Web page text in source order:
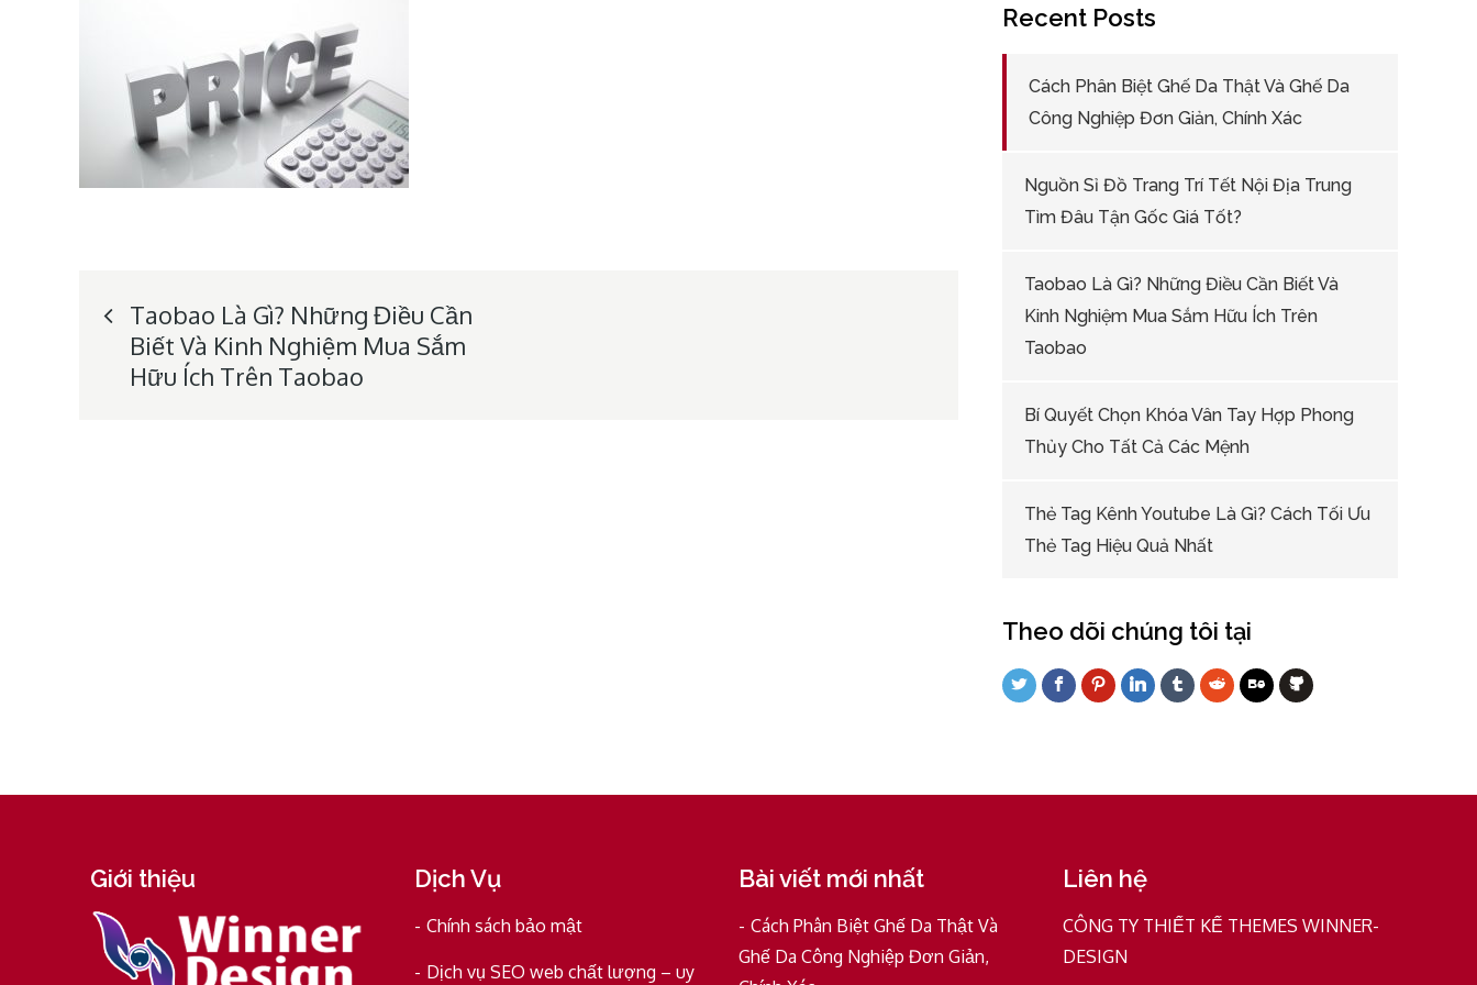
Post
navigation
Taobao Là Gì? Những Điều Cần
Biết Và Kinh Nghiệm Mua Sắm
Hữu Ích Trên Taobao
Recent Posts
Cách Phân Biệt Ghế Da Thật Và Ghế Da
Công Nghiệp Đơn Giản, Chính Xác
Nguồn Sỉ Đồ Trang Trí Tết Nội Địa Trung
Tìm Đâu Tận Gốc Giá Tốt?
Taobao Là Gì? Những Điều Cần Biết Và
Kinh Nghiệm Mua Sắm Hữu Ích Trên
Taobao
Bí Quyết Chọn Khóa Vân Tay Hợp Phong
Thủy Cho Tất Cả Các Mệnh
Thẻ Tag Kênh Youtube Là Gì? Cách Tối Ưu
Thẻ Tag Hiệu Quả Nhất
Theo dõi chúng tôi tại
Giới thiệu Dịch Vụ
Chính sách bảo mật
Dịch vụ SEO web chất lượng – uy
Bài viết mới nhất
Cách Phân Biệt Ghế Da Thật Và
Ghế Da Công Nghiệp Đơn Giản,
Liên hệ
CÔNG TY THIẾT KẾ THEMES WINNER-
DESIGN